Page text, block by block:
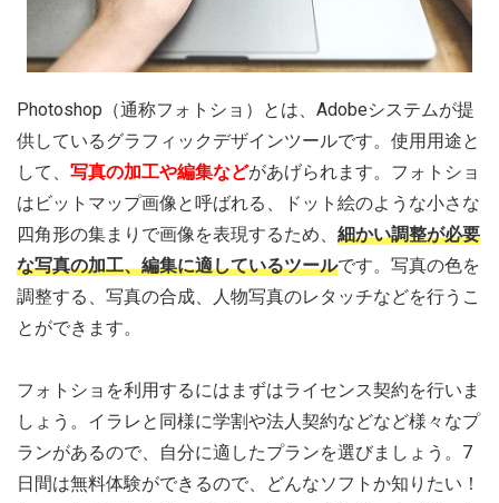
Photoshop（通称フォトショ）とは、Adobeシステムが提
供しているグラフィックデザインツールです。使用用途と
して、 写真の加工や編集などがあげられます。フォトショ
はビットマップ画像と呼ばれる、ドット絵のような小さな
四角形の集まりで画像を表現するため、 細かい調整が必要
な写真の加工、編集に適しているツールです。写真の色を
調整する、写真の合成、人物写真のレタッチなどを行うこ
とができます。
フォトショを利用するにはまずはライセンス契約を行いま
しょう。イラレと同様に学割や法人契約などなど様々なプ
ランがあるので、自分に適したプランを選びましょう。7
日間は無料体験ができるので、どんなソフトか知りたい！